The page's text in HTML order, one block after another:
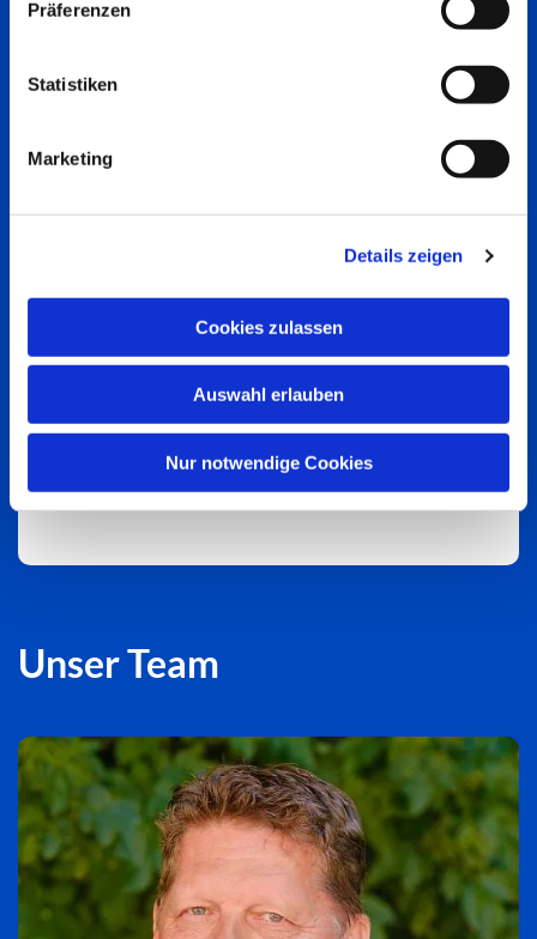
Präferenzen
Statistiken
Marketing
Details zeigen
Cookies zulassen
Auswahl erlauben
Nur notwendige Cookies
Unser Team